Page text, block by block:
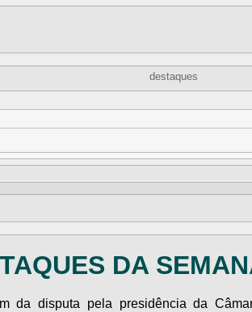
DA
da disputa pela presidência da